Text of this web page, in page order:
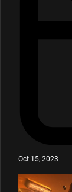
Oct 15, 2023